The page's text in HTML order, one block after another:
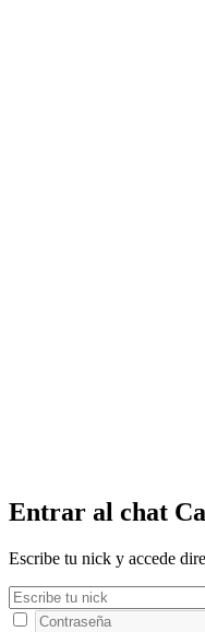
Entrar al chat
Escribe tu nick y accede